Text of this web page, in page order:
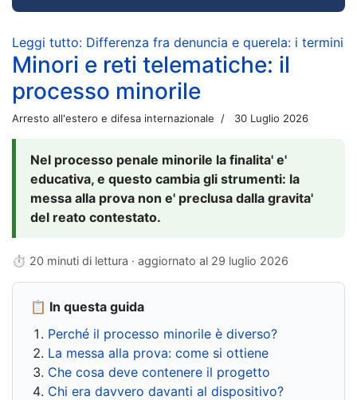
Leggi tutto: Differenza fra denuncia e querela: i termini
Minori e reti telematiche: il
processo minorile
Arresto all'estero e difesa internazionale 30 Luglio 2026
Nel processo penale minorile la finalita' e'
educativa, e questo cambia gli strumenti: la
messa alla prova non e' preclusa dalla gravita'
del reato contestato.
⏱ 20 minuti di lettura · aggiornato al 29 luglio 2026
📋 In questa guida
Perché il processo minorile è diverso?
La messa alla prova: come si ottiene
Che cosa deve contenere il progetto
Chi era davvero davanti al dispositivo?